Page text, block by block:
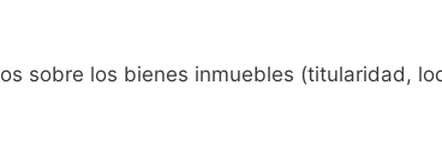
sobre los bienes inmuebles (titularidad,